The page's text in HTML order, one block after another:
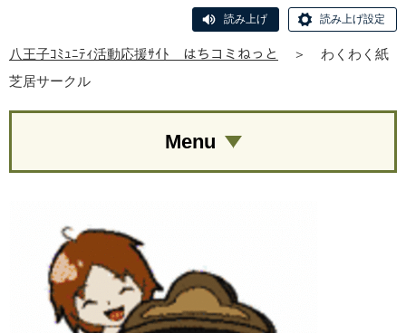
読み上げ 読み上げ設定
八王子ｺﾐｭﾆﾃｨ活動応援ｻｲﾄ はちコミねっと ＞
わくわく紙
芝居サークル
Menu